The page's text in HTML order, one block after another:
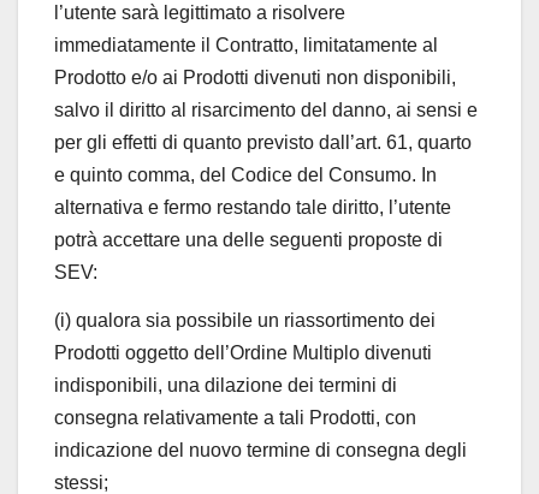
l’utente sarà legittimato a risolvere
immediatamente il Contratto, limitatamente al
Prodotto e/o ai Prodotti divenuti non disponibili,
salvo il diritto al risarcimento del danno, ai sensi e
per gli effetti di quanto previsto dall’art. 61, quarto
e quinto comma, del Codice del Consumo. In
alternativa e fermo restando tale diritto, l’utente
potrà accettare una delle seguenti proposte di
SEV:
(i) qualora sia possibile un riassortimento dei
Prodotti oggetto dell’Ordine Multiplo divenuti
indisponibili, una dilazione dei termini di
consegna relativamente a tali Prodotti, con
indicazione del nuovo termine di consegna degli
stessi;